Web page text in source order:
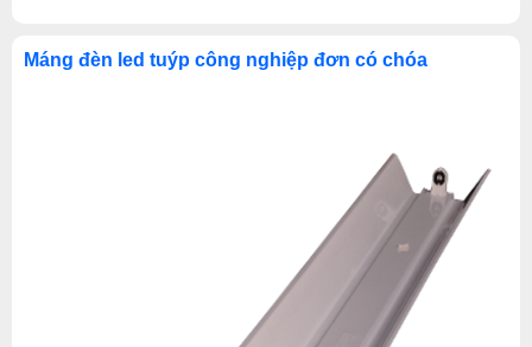
Máng đèn led tuýp công nghiệp đơn có chóa